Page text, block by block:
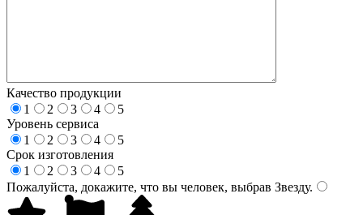
Качество продукции
1
2 3 4
5
Уровень сервиса
1
2 3 4
5
Срок изготовления
1
2 3 4
5
Пожалуйста, докажите, что вы человек, выбрав Звезду.